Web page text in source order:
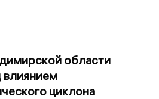
области
влиянием
циклона